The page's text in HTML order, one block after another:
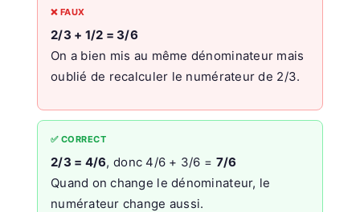
❌ FAUX
2/3 + 1/2 = 3/6
On a bien mis au même dénominateur mais
oublié de recalculer le numérateur de 2/3.
✅ CORRECT
2/3 = 4/6, donc 4/6 + 3/6 = 7/6
Quand on change le dénominateur, le
numérateur change aussi.